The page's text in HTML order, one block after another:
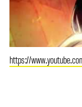
https://